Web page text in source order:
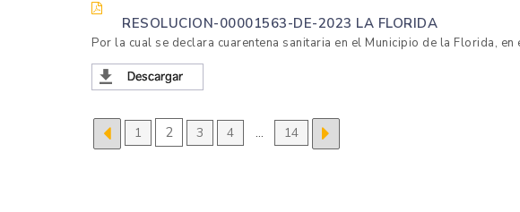
RESOLUCION-00001563-DE-2023 LA FLORIDA
Por la cual se declara cuarentena sanitaria en el Municipio de la Florida,
1 2 3 4 … 14